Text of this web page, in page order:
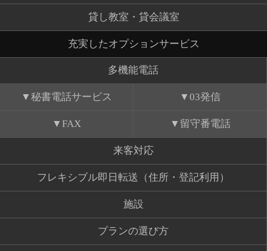
貸し教室・貸会議室
充実したオプションサービス
多機能電話
秘書電話サービス 03発信
FAX 留守番電話
来客対応
フレキシブル即日転送（住所・登記利用）
施設
プランの選び方